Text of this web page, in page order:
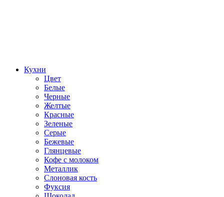
Кухни
Цвет
Белые
Черные
Желтые
Красные
Зеленые
Серые
Бежевые
Глянцевые
Кофе с молоком
Металлик
Слоновая кость
Фуксия